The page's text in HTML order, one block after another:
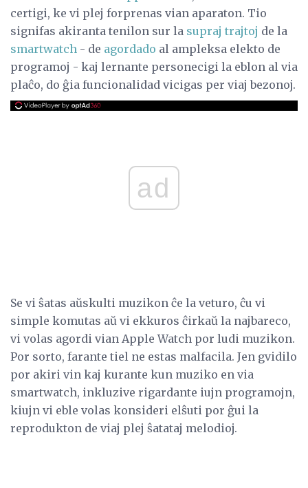
certigi, ke vi plej forprenas vian aparaton. Tio
signifas akiranta tenilon sur la supraj trajtoj de la
smartwatch - de agordado al ampleksa elekto de
programoj - kaj lernante personecigi la eblon al via
plaĉo, do ĝia funcionalidad vicigas per viaj bezonoj.
ad
Se vi ŝatas aŭskulti muzikon ĉe la veturo, ĉu vi
simple komutas aŭ vi ekkuros ĉirkaŭ la najbareco,
vi volas agordi vian Apple Watch por ludi muzikon.
Por sorto, farante tiel ne estas malfacila. Jen gvidilo
por akiri vin kaj kurante kun muziko en via
smartwatch, inkluzive rigardante iujn programojn,
kiujn vi eble volas konsideri elŝuti por ĝui la
reprodukton de viaj plej ŝatataj melodioj.